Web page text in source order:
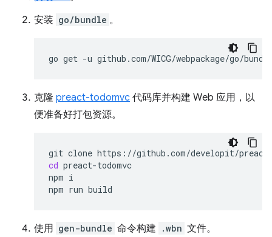
安装 go/bundle 。
go get -u
克隆 preact-todomvc 代码库并构建 Web 应用，以
便准备好打包资源。
git clone
cd preact-todomvc
npm i
npm run
使用 gen-bundle 命令构建 .wbn 文件。